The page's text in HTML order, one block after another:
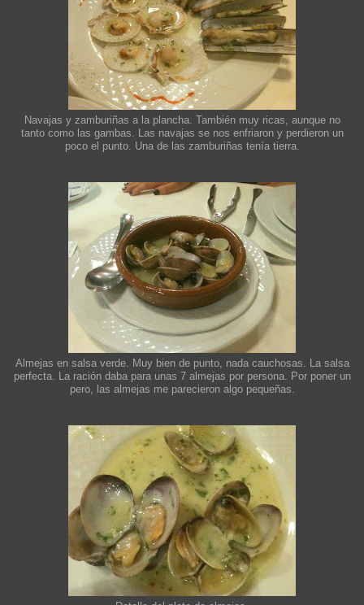
Navajas y zamburiñas a la plancha. También muy ricas, aunque no
tanto como las gambas. Las navajas se nos enfriaron y perdieron un
poco el punto. Una de las zamburiñas tenía tierra.
Almejas en salsa verde. Muy bien de punto, nada cauchosas. La salsa
perfecta. La ración daba para unas 7 almejas por persona. Por poner un
pero, las almejas me parecieron algo pequeñas.